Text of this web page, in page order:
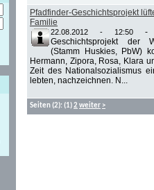
Pfadfinder-Geschichtsprojekt
Familie
22.08.2012 - 12:50
Geschichtsprojekt der
(Stamm Huskies, PbW)
Hermann, Zipora, Rosa, Klara
Zeit des Nationalsozialismus
lebten, nachzeichnen. N...
Seiten(2): (1)2 weiter >